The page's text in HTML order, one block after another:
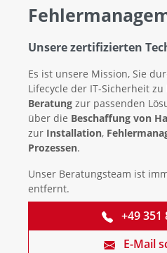
Unsere zertifizierten
Es ist unsere Mission, Sie
Lifecycle der IT-Sicherheit
Beratung zur passenden
über die Beschaffung von
zur Installation,
Prozessen.
Unser Beratungsteam ist
entfernt.
+49 351
E-Mail